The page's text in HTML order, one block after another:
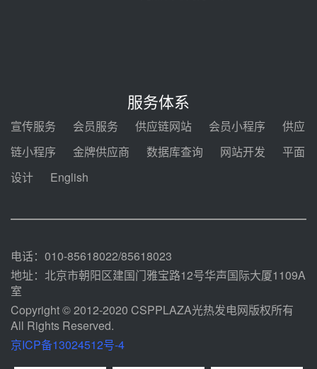
锅中标格尔木项目蒸汽发生系统
甘肃建投安装公司赴京洽谈，深化
瓜州、博州光热项目战略合作
发！明确推动光热发电规模化发展
服务体系
宣传服务 会员服务 供应链网站 会员小程序
供应
链小程序
金牌供应商 数据库查询 网站开发
平面
设计
English
电话：010-85618022/85618023
地址：北京市朝阳区建国门雅宝路12号华声国际大厦1109A
室
Copyright © 2012-2020 CSPPLAZA光热发电网版权所有
All Rights Reserved.
京ICP备13024512号-4